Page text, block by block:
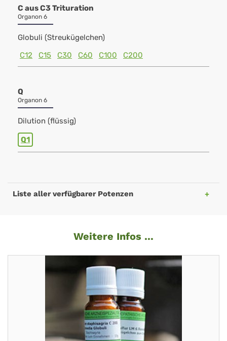
C aus C3 Trituration
Organon 6
Globuli (Streukügelchen)
C12
C15 C30 C60 C100 C200
Q
Organon 6
Dilution (flüssig)
Q1
Liste aller verfügbarer Potenzen
Weitere Infos ...